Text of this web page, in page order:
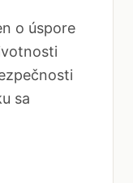
o úspore
sa